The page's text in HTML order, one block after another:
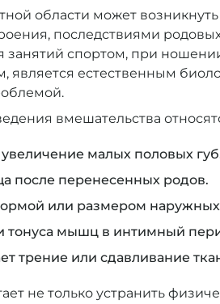
области может
последствиями
спортом, при
является естественным
вмешательства
малых половых
после перенесенных родов.
или размером наружных
тонуса мышц в интимный
трение или сдавливание
не только устранить